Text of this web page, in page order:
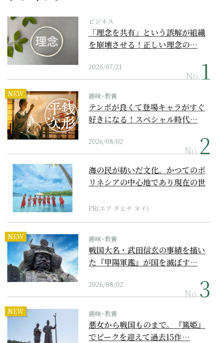
ビジネス
「理念を共有」という誤解が組織
を崩壊させる！正しい理念の…
2026/07/21
No.
NEW 趣味･教養
テンポが良くて登場キャラがすぐ
好きになる！スペシャル時代…
2026/08/02
No.
海の民が紡いだ文化。かつてのポ
リネシアの中心地であり現在の世
PR(エア タヒチ ヌイ)
NEW 趣味･教養
戦国大名・武田信玄の事績を描い
た『甲陽軍鑑』が国を滅ぼす…
2026/08/02
No.
NEW 趣味･教養
悪女から戦国ものまで。『篤姫』
でピークを迎えて過去15作…